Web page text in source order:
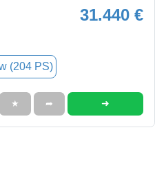
31.440 €
(204 PS)
★ ➦ ➜